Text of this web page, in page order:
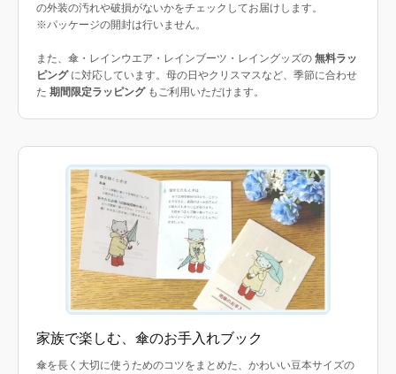
の外装の汚れや破損がないかをチェックしてお届けします。
※パッケージの開封は行いません。
また、傘・レインウエア・レインブーツ・レイングッズの 無料ラッ
ピングに対応しています。母の日やクリスマスなど、季節に合わせ
た 期間限定ラッピングもご利用いただけます。
家族で楽しむ、傘のお手入れブック
傘を長く大切に使うためのコツをまとめた、かわいい豆本サイズの